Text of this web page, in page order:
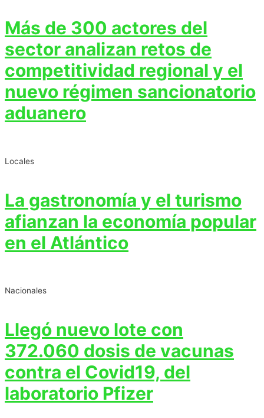
Más de 300 actores del
sector analizan retos de
competitividad regional y el
nuevo régimen sancionatorio
aduanero
Locales
La gastronomía y el turismo
afianzan la economía popular
en el Atlántico
Nacionales
Llegó nuevo lote con
372.060 dosis de vacunas
contra el Covid19, del
laboratorio Pfizer